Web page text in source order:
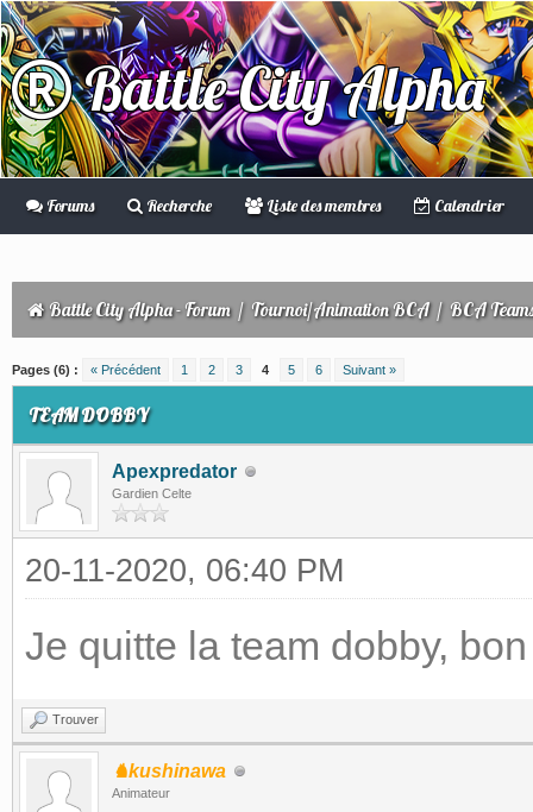
Battle City Alpha
Forums Recherche Liste des membres Calendrier
Battle City Alpha - Forum/ Tournoi/Animation BCA/ BCA
Pages (6) : « Précédent 1 2 3 4 5 6 Suivant »
TEAM DOBBY
Apexpredator
Gardien Celte
20-11-2020, 06:40 PM
Je quitte la team dobby,
Trouver
♞kushinawa
Animateur